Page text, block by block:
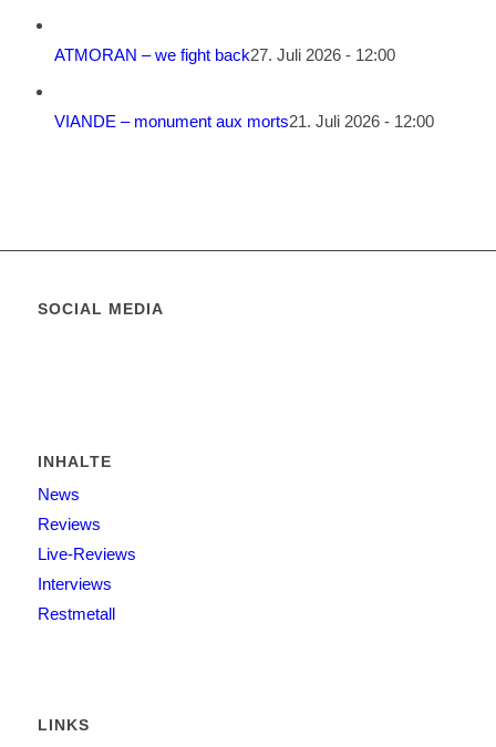
ATMORAN – we fight back27. Juli 2026 - 12:00
VIANDE – monument aux morts21. Juli 2026 - 12:00
SOCIAL MEDIA
INHALTE
News
Reviews
Live-Reviews
Interviews
Restmetall
LINKS